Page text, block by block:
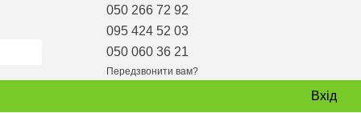
050 266 72 92
095 424 52 03
050 060 36 21
Передзвонити вам?
Вхід